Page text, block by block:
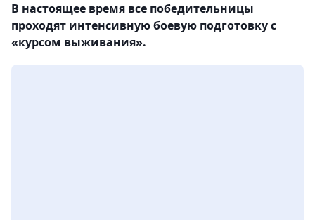
В настоящее время все победительницы
проходят интенсивную боевую подготовку с
«курсом выживания».